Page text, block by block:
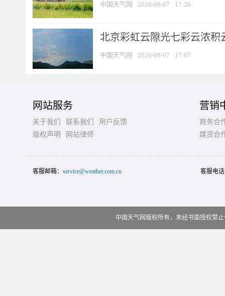
中国天气网 2026-08-07 17:26
北京彩虹云隙光七彩云浓积
中国天气网 2026-08-07 17:07
网站服务
关于我们 联系我们
用户反馈
版权声明
网站律师
营销
商务合
媒资合
客服邮箱： service@weather.com.cn 客服电
中国天气网版权所有，未经书面授权